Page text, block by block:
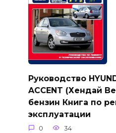
Руководство
ACCENT (Хендай
бензин Книга по
эксплуатации
0 34